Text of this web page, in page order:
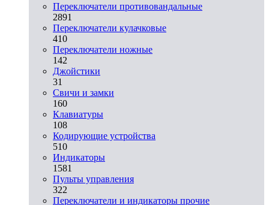
Переключатели противовандальные
2891
Переключатели кулачковые
410
Переключатели ножные
142
Джойстики
31
Свичи и замки
160
Клавиатуры
108
Кодирующие устройства
510
Индикаторы
1581
Пульты управления
322
Переключатели и индикаторы прочие